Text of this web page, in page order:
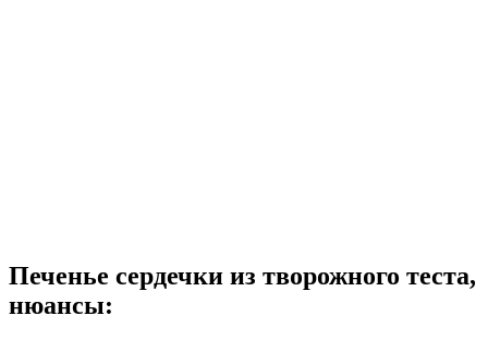
Печенье сердечки из творожного теста,
нюансы: